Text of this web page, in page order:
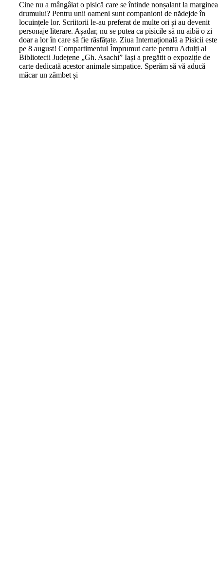
Cine nu a mângâiat o pisică care se întinde nonșalant la marginea
drumului? Pentru unii oameni sunt companioni de nădejde în
locuințele lor. Scriitorii le-au preferat de multe ori și au devenit
personaje literare. Așadar, nu se putea ca pisicile să nu aibă o zi
doar a lor în care să fie răsfățate. Ziua Internațională a Pisicii este
pe 8 august! Compartimentul Împrumut carte pentru Adulți al
Bibliotecii Județene „Gh. Asachi” Iași a pregătit o expoziție de
carte dedicată acestor animale simpatice. Sperăm să vă aducă
măcar un zâmbet și